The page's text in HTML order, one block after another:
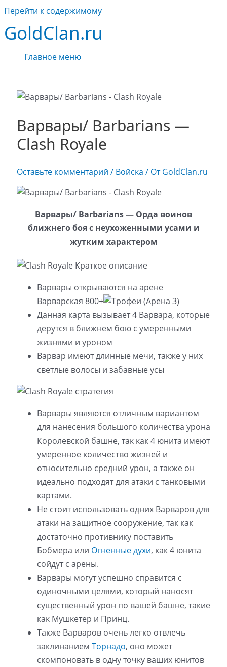
Перейти к содержимому
GoldClan.ru
Главное меню
Варвары/ Barbarians —
Clash Royale
Оставьте комментарий / Войска / От GoldClan.ru
Варвары/ Barbarians — Орда воинов
ближнего боя с неухоженными усами и
жутким характером
Варвары открываются на арене
Варварская 800+
(Арена 3)
Данная карта вызывает 4 Варвара, которые
дерутся в ближнем бою с умеренными
жизнями и уроном
Варвар имеют длинные мечи, также у них
светлые волосы и забавные усы
Варвары являются отличным вариантом
для нанесения большого количества урона
Королевской башне, так как 4 юнита имеют
умеренное количество жизней и
относительно средний урон, а также он
идеально подходят для атаки с танковыми
картами.
Не стоит использовать одних Варваров для
атаки на защитное сооружение, так как
достаточно противнику поставить
Бобмера или Огненные духи, как 4 юнита
сойдут с арены.
Варвары могут успешно справится с
одиночными целями, который наносят
существенный урон по вашей башне, такие
как Мушкетер и Принц.
Также Варваров очень легко отвлечь
заклинанием Торнадо, оно может
скомпоновать в одну точку ваших юнитов